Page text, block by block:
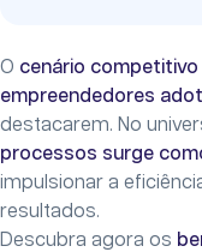
O cenário competitivo
empreendedores
destacarem. No
processos surge
impulsionar a
resultados.
Descubra agora os